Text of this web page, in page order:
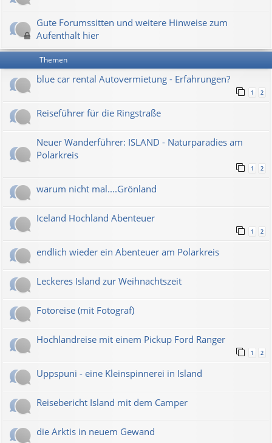
Gute Forumssitten und weitere Hinweise zum
Aufenthalt hier
Themen
blue car rental Autovermietung - Erfahrungen?
1 2
Reiseführer für die Ringstraße
Neuer Wanderführer: ISLAND - Naturparadies am
Polarkreis
1 2
warum nicht mal....Grönland
Iceland Hochland Abenteuer
1 2
endlich wieder ein Abenteuer am Polarkreis
Leckeres Island zur Weihnachtszeit
Fotoreise (mit Fotograf)
Hochlandreise mit einem Pickup Ford Ranger
1 2
Uppspuni - eine Kleinspinnerei in Island
Reisebericht Island mit dem Camper
die Arktis in neuem Gewand